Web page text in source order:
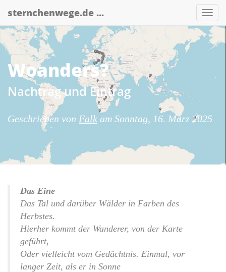
main
content
sternchenwege.de ...
Woanders?
Nachtrag und Eintrag
Geschrieben von Falk am Sonntag, 16. März 2025
Das Eine
Das Tal und darüber Wälder in Farben des
Herbstes.
Hierher kommt der Wanderer, von der Karte
geführt,
Oder vielleicht vom Gedächtnis. Einmal, vor
langer Zeit, als er in Sonne